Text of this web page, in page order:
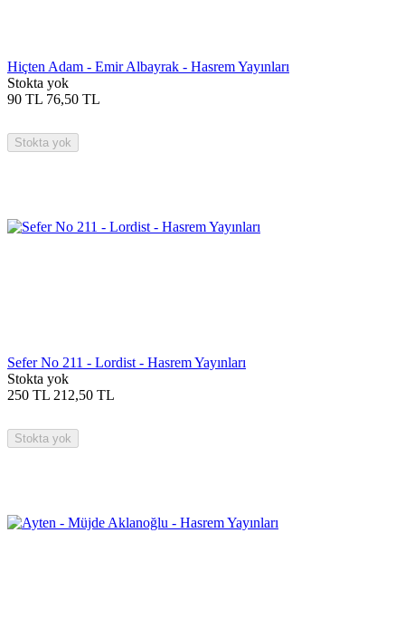
Hiçten Adam - Emir Albayrak - Hasrem Yayınları
Stokta yok
90 TL 76,50 TL
Stokta yok
Sefer No 211 - Lordist - Hasrem Yayınları
Stokta yok
250 TL 212,50 TL
Stokta yok